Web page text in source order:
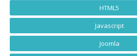
HTML5
Javascript
Joomla